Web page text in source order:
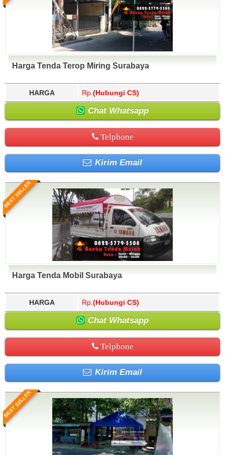
Harga Tenda Terop Miring Surabaya
HARGA Rp. (Hubungi CS)
Chat Whatsapp
Telphone
Kirim Email
BEST SELLER
Harga Tenda Mobil Surabaya
HARGA Rp. (Hubungi CS)
Chat Whatsapp
Telphone
Kirim Email
BEST SELLER